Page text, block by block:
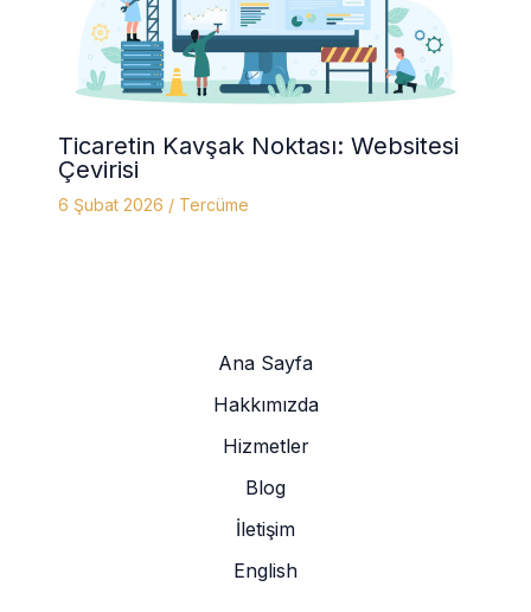
Ticaretin Kavşak Noktası: Websitesi
Çevirisi
6 Şubat 2026 / Tercüme
Ana Sayfa
Hakkımızda
Hizmetler
Blog
İletişim
English